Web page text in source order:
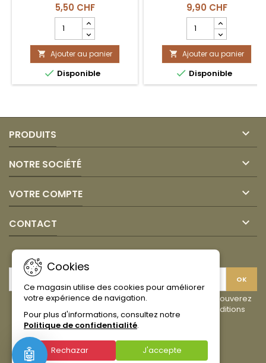
5,50 CHF
quantité
du
produit
HARINA
DE
PLATANO
 Ajouter au panier
 Disponible
9,90 CHF
quantité
du
produit
PAN
DE
YUCA
 Ajouter au panier
 Disponible
PRODUITS 
NOTRE SOCIÉTÉ 
VOTRE COMPTE 
CONTACT 
Cookies
Ce magasin utilise des cookies pour améliorer
votre expérience de navigation.
Pour plus d'informations, consultez notre
Politique de confidentialité.
Rechazar J'accepte
🤖
Vous pouvez vous désinscrire à tout moment. Vous trouverez
pour cela nos informations de contact dans les conditions
d'utilisation du site.
FacebookInstagram
TikTok